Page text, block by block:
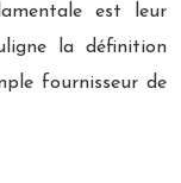
est leur
la définition
fournisseur de